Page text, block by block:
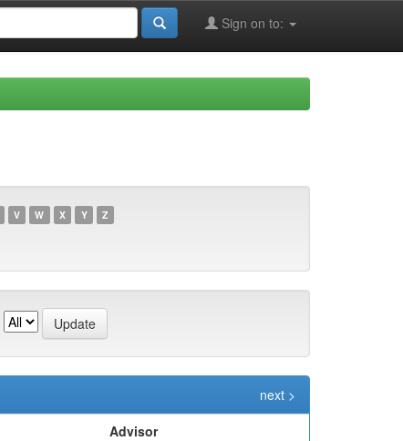
Sign on to:
V W X Y Z
next >
Advisor